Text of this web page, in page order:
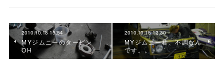
2010.10.18 15:54
MYジムニーのタービン
OH
2010.10.15 12:30
MYジムニー君、不調なん
です。。。